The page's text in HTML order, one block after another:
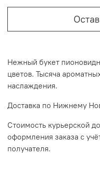
Нежный букет
цветов. Тысяча
наслаждения.
Доставка по Нижнему
Стоимость курьерской
оформления заказа с
получателя.